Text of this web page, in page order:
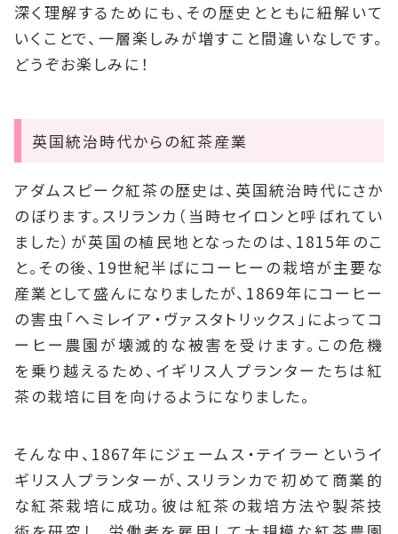
深く理解するためにも、その歴史とともに紐解いて
いくことで、一層楽しみが増すこと間違いなしです。
どうぞお楽しみに！
英国統治時代からの紅茶産業
アダムスピーク紅茶の歴史は、英国統治時代にさか
のぼります。スリランカ（当時セイロンと呼ばれてい
ました）が英国の植民地となったのは、1815年のこ
と。その後、19世紀半ばにコーヒーの栽培が主要な
産業として盛んになりましたが、1869年にコーヒー
の害虫「ヘミレイア・ヴァスタトリックス」によってコ
ーヒー農園が壊滅的な被害を受けます。この危機
を乗り越えるため、イギリス人プランターたちは紅
茶の栽培に目を向けるようになりました。
そんな中、1867年にジェームス・テイラーというイ
ギリス人プランターが、スリランカで初めて商業的
な紅茶栽培に成功。彼は紅茶の栽培方法や製茶技